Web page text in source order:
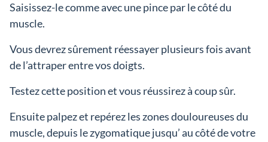
Saisissez-le comme avec une pince par le côté du
muscle.
Vous devrez sûrement réessayer plusieurs fois avant
de l’attraper entre vos doigts.
Testez cette position et vous réussirez à coup sûr.
Ensuite palpez et repérez les zones douloureuses du
muscle, depuis le zygomatique jusqu’ au côté de votre